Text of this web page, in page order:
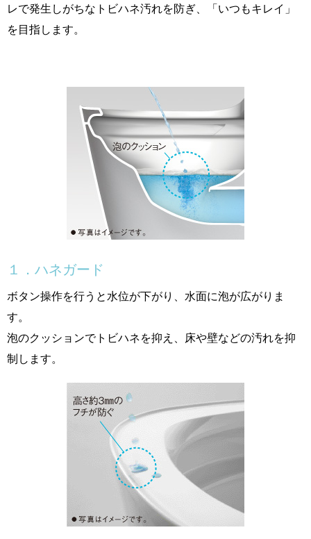
レで発生しがちなトビハネ汚れを防ぎ、「いつもキレイ」
を目指します。
１．ハネガード
ボタン操作を行うと水位が下がり、水面に泡が広がりま
す。
泡のクッションでトビハネを抑え、床や壁などの汚れを抑
制します。